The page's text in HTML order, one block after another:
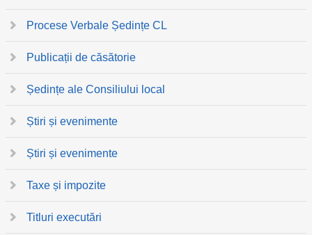
Procese Verbale Ședințe CL
Publicații de căsătorie
Ședințe ale Consiliului local
Știri și evenimente
Știri și evenimente
Taxe și impozite
Titluri executări